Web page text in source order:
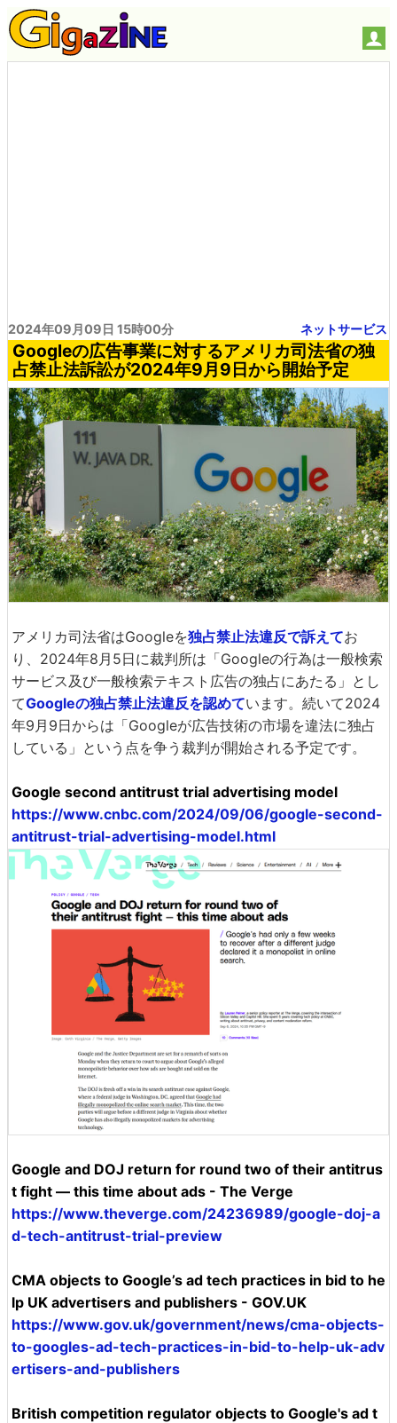
2024年09月09日 15時00分 ネットサービス
Googleの広告事業に対するアメリカ司法省の独
占禁止法訴訟が2024年9月9日から開始予定
アメリカ司法省はGoogleを独占禁止法違反で訴えてお
り、2024年8月5日に裁判所は「Googleの行為は一般検索
サービス及び一般検索テキスト広告の独占にあたる」とし
てGoogleの独占禁止法違反を認めています。続いて2024
年9月9日からは「Googleが広告技術の市場を違法に独占
している」という点を争う裁判が開始される予定です。
Google second antitrust trial advertising model
https://www.cnbc.com/2024/09/06/google-second-
antitrust-trial-advertising-model.html
Google and DOJ return for round two of their antitrus
t fight — this time about ads - The Verge
https://www.theverge.com/24236989/google-doj-a
d-tech-antitrust-trial-preview
CMA objects to Google’s ad tech practices in bid to he
lp UK advertisers and publishers - GOV.UK
https://www.gov.uk/government/news/cma-objects-
to-googles-ad-tech-practices-in-bid-to-help-uk-adv
ertisers-and-publishers
British competition regulator objects to Google's ad t